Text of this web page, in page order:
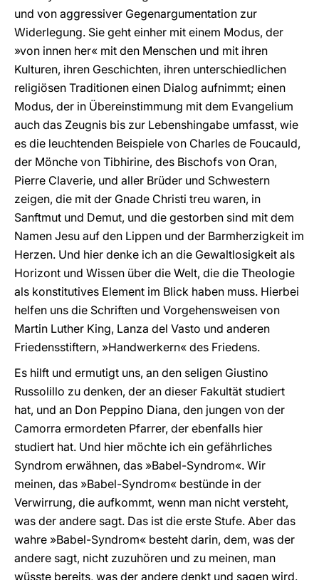
und von aggressiver Gegenargumentation zur
Widerlegung. Sie geht einher mit einem Modus, der
»von innen her« mit den Menschen und mit ihren
Kulturen, ihren Geschichten, ihren unterschiedlichen
religiösen Traditionen einen Dialog aufnimmt; einen
Modus, der in Übereinstimmung mit dem Evangelium
auch das Zeugnis bis zur Lebenshingabe umfasst, wie
es die leuchtenden Beispiele von Charles de Foucauld,
der Mönche von Tibhirine, des Bischofs von Oran,
Pierre Claverie, und aller Brüder und Schwestern
zeigen, die mit der Gnade Christi treu waren, in
Sanftmut und Demut, und die gestorben sind mit dem
Namen Jesu auf den Lippen und der Barmherzigkeit im
Herzen. Und hier denke ich an die Gewaltlosigkeit als
Horizont und Wissen über die Welt, die die Theologie
als konstitutives Element im Blick haben muss. Hierbei
helfen uns die Schriften und Vorgehensweisen von
Martin Luther King, Lanza del Vasto und anderen
Friedensstiftern, »Handwerkern« des Friedens.
Es hilft und ermutigt uns, an den seligen Giustino
Russolillo zu denken, der an dieser Fakultät studiert
hat, und an Don Peppino Diana, den jungen von der
Camorra ermordeten Pfarrer, der ebenfalls hier
studiert hat. Und hier möchte ich ein gefährliches
Syndrom erwähnen, das »Babel-Syndrom«. Wir
meinen, das »Babel-Syndrom« bestünde in der
Verwirrung, die aufkommt, wenn man nicht versteht,
was der andere sagt. Das ist die erste Stufe. Aber das
wahre »Babel-Syndrom« besteht darin, dem, was der
andere sagt, nicht zuzuhören und zu meinen, man
wüsste bereits, was der andere denkt und sagen wird.